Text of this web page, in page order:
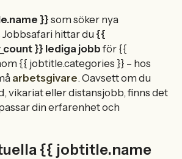
}} som söker nya
hittar du {{
}} lediga jobb för {{
{{ jobtitle.categories }} – hos
arbetsgivare. Oavsett om du
vikariat eller distansjobb, finns det
din erfarenhet och
{{ jobtitle.name